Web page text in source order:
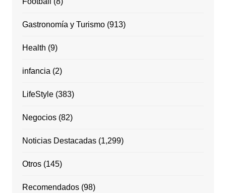
Gastronomía y Turismo(913)
Health (9)
infancia (2)
LifeStyle(383)
Negocios(82)
Noticias Destacadas(1,299)
Otros(145)
Recomendados(98)